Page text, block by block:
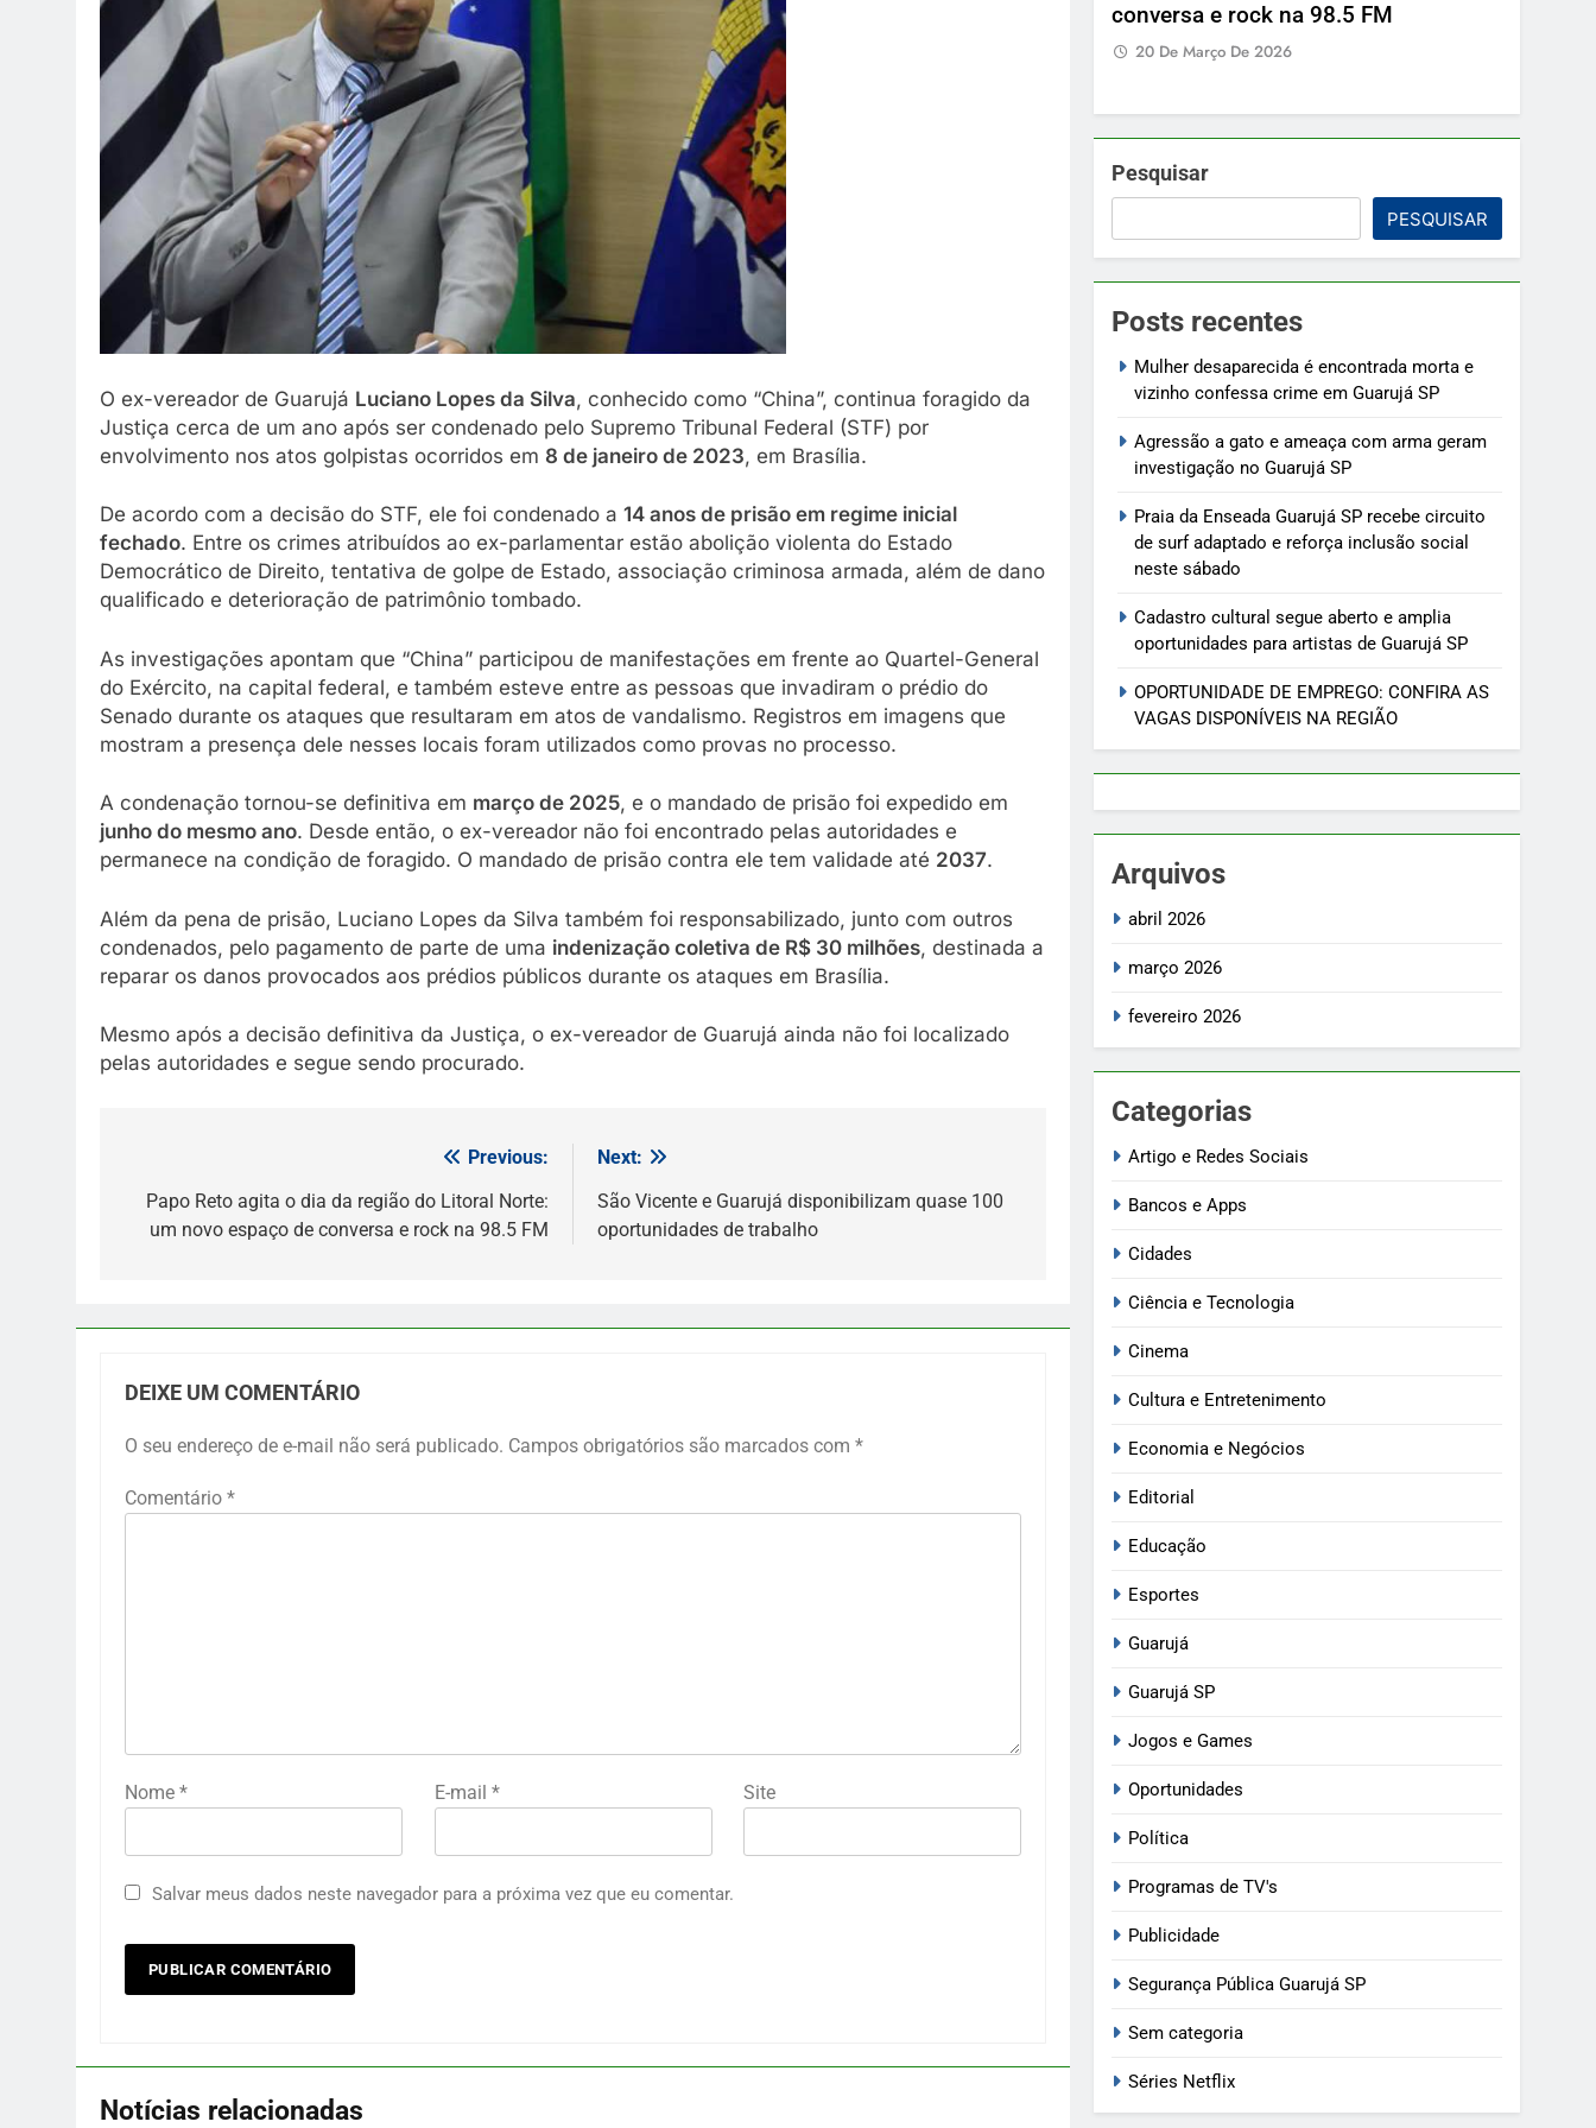
O ex-vereador de Guarujá Luciano Lopes da Silva, conhecido como “China”, continua foragido da
Justiça cerca de um ano após ser condenado pelo Supremo Tribunal Federal (STF) por
envolvimento nos atos golpistas ocorridos em 8 de janeiro de 2023, em Brasília.
De acordo com a decisão do STF, ele foi condenado a 14 anos de prisão em regime inicial
fechado. Entre os crimes atribuídos ao ex-parlamentar estão abolição violenta do Estado
Democrático de Direito, tentativa de golpe de Estado, associação criminosa armada, além de dano
qualificado e deterioração de patrimônio tombado.
As investigações apontam que “China” participou de manifestações em frente ao Quartel-General
do Exército, na capital federal, e também esteve entre as pessoas que invadiram o prédio do
Senado durante os ataques que resultaram em atos de vandalismo. Registros em imagens que
mostram a presença dele nesses locais foram utilizados como provas no processo.
A condenação tornou-se definitiva em março de 2025, e o mandado de prisão foi expedido em
junho do mesmo ano. Desde então, o ex-vereador não foi encontrado pelas autoridades e
permanece na condição de foragido. O mandado de prisão contra ele tem validade até 2037.
Além da pena de prisão, Luciano Lopes da Silva também foi responsabilizado, junto com outros
condenados, pelo pagamento de parte de uma indenização coletiva de R$ 30 milhões, destinada a
reparar os danos provocados aos prédios públicos durante os ataques em Brasília.
Mesmo após a decisão definitiva da Justiça, o ex-vereador de Guarujá ainda não foi localizado
pelas autoridades e segue sendo procurado.
de
Previous:
Papo Reto agita o dia da região do Litoral Norte:
um novo espaço de conversa e rock na 98.5 FM
Next:
São Vicente e Guarujá disponibilizam quase 100
oportunidades de trabalho
DEIXE UM COMENTÁRIO
O seu endereço de e-mail não será publicado. Campos obrigatórios são marcados com *
Comentário *
Nome * E-mail * Site
Salvar meus dados neste navegador para a próxima vez que eu comentar.
Notícias relacionadas
em família ou festa ainda
Março De 2026
20 De Março De 2026
conversa e rock na 98.5 FM
20 De Março De 2026
Pesquisar
PESQUISAR
Posts recentes
Mulher desaparecida é encontrada morta e
vizinho confessa crime em Guarujá SP
Agressão a gato e ameaça com arma geram
investigação no Guarujá SP
Praia da Enseada Guarujá SP recebe circuito
de surf adaptado e reforça inclusão social
neste sábado
Cadastro cultural segue aberto e amplia
oportunidades para artistas de Guarujá SP
OPORTUNIDADE DE EMPREGO: CONFIRA AS
VAGAS DISPONÍVEIS NA REGIÃO
Arquivos
abril 2026
março 2026
fevereiro 2026
Categorias
Artigo e Redes Sociais
Bancos e Apps
Cidades
Ciência e Tecnologia
Cinema
Cultura e Entretenimento
Economia e Negócios
Editorial
Educação
Esportes
Guarujá
Guarujá SP
Jogos e Games
Oportunidades
Política
Programas de TV's
Publicidade
Segurança Pública Guarujá SP
Sem categoria
Séries Netflix